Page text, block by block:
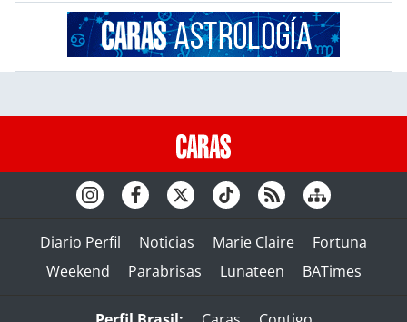
Diario Perfil Noticias Marie Claire
Fortuna
Weekend
Parabrisas Lunateen BATimes